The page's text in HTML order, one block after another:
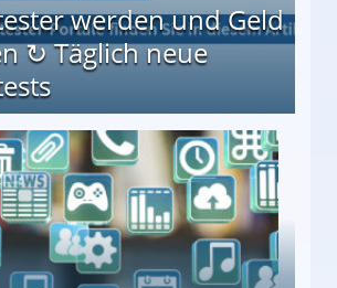
werden und Geld
↻ Täglich neue